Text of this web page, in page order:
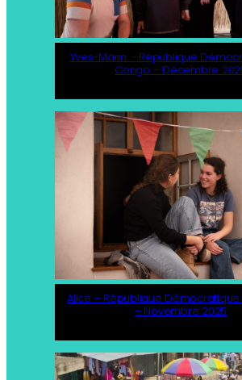
Yves-Marin – République
Congo – Décembre
Alice – République
– Novembre 2025